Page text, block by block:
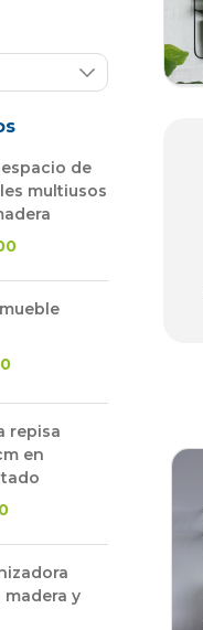
de
multiusos
repisa
en
madera y